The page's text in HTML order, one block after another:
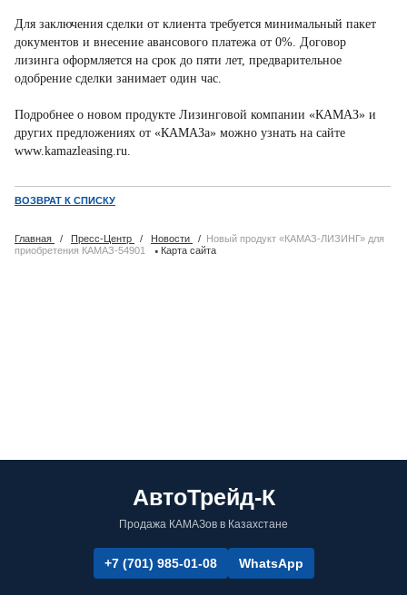
Для заключения сделки от клиента требуется минимальный пакет
документов и внесение авансового платежа от 0%. Договор
лизинга оформляется на срок до пяти лет, предварительное
одобрение сделки занимает один час.
Подробнее о новом продукте Лизинговой компании «КАМАЗ» и
других предложениях от «КАМАЗа» можно узнать на сайте
www.kamazleasing.ru.
ВОЗВРАТ К СПИСКУ
Главная / Пресс-Центр / Новости / Новый продукт «КАМАЗ-ЛИЗИНГ» для
приобретения КАМАЗ-54901
·Карта сайта
АвтоТрейд-К
Продажа КАМАЗов в Казахстане
+7 (701) 985-01-08 WhatsApp